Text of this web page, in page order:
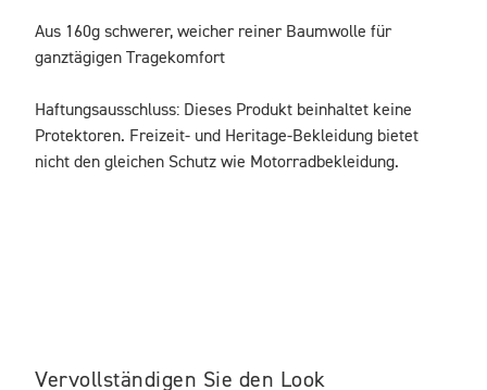
Aus 160g schwerer, weicher reiner Baumwolle für
ganztägigen Tragekomfort
Haftungsausschluss: Dieses Produkt beinhaltet keine
Protektoren. Freizeit- und Heritage-Bekleidung bietet
nicht den gleichen Schutz wie Motorradbekleidung.
Vervollständigen Sie den Look